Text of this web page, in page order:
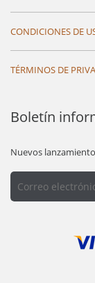
CONDICIONES DE
TÉRMINOS DE
Boletín
Nuevos